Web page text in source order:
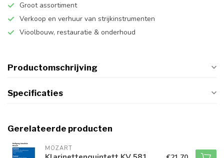
Groot assortiment
Verkoop en verhuur van strijkinstrumenten
Vioolbouw, restauratie & onderhoud
Productomschrijving
Specificaties
Gerelateerde producten
MOZART